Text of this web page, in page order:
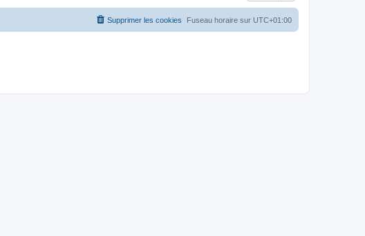
Fuseau horaire sur UTC+01:00
Supprimer les cookies